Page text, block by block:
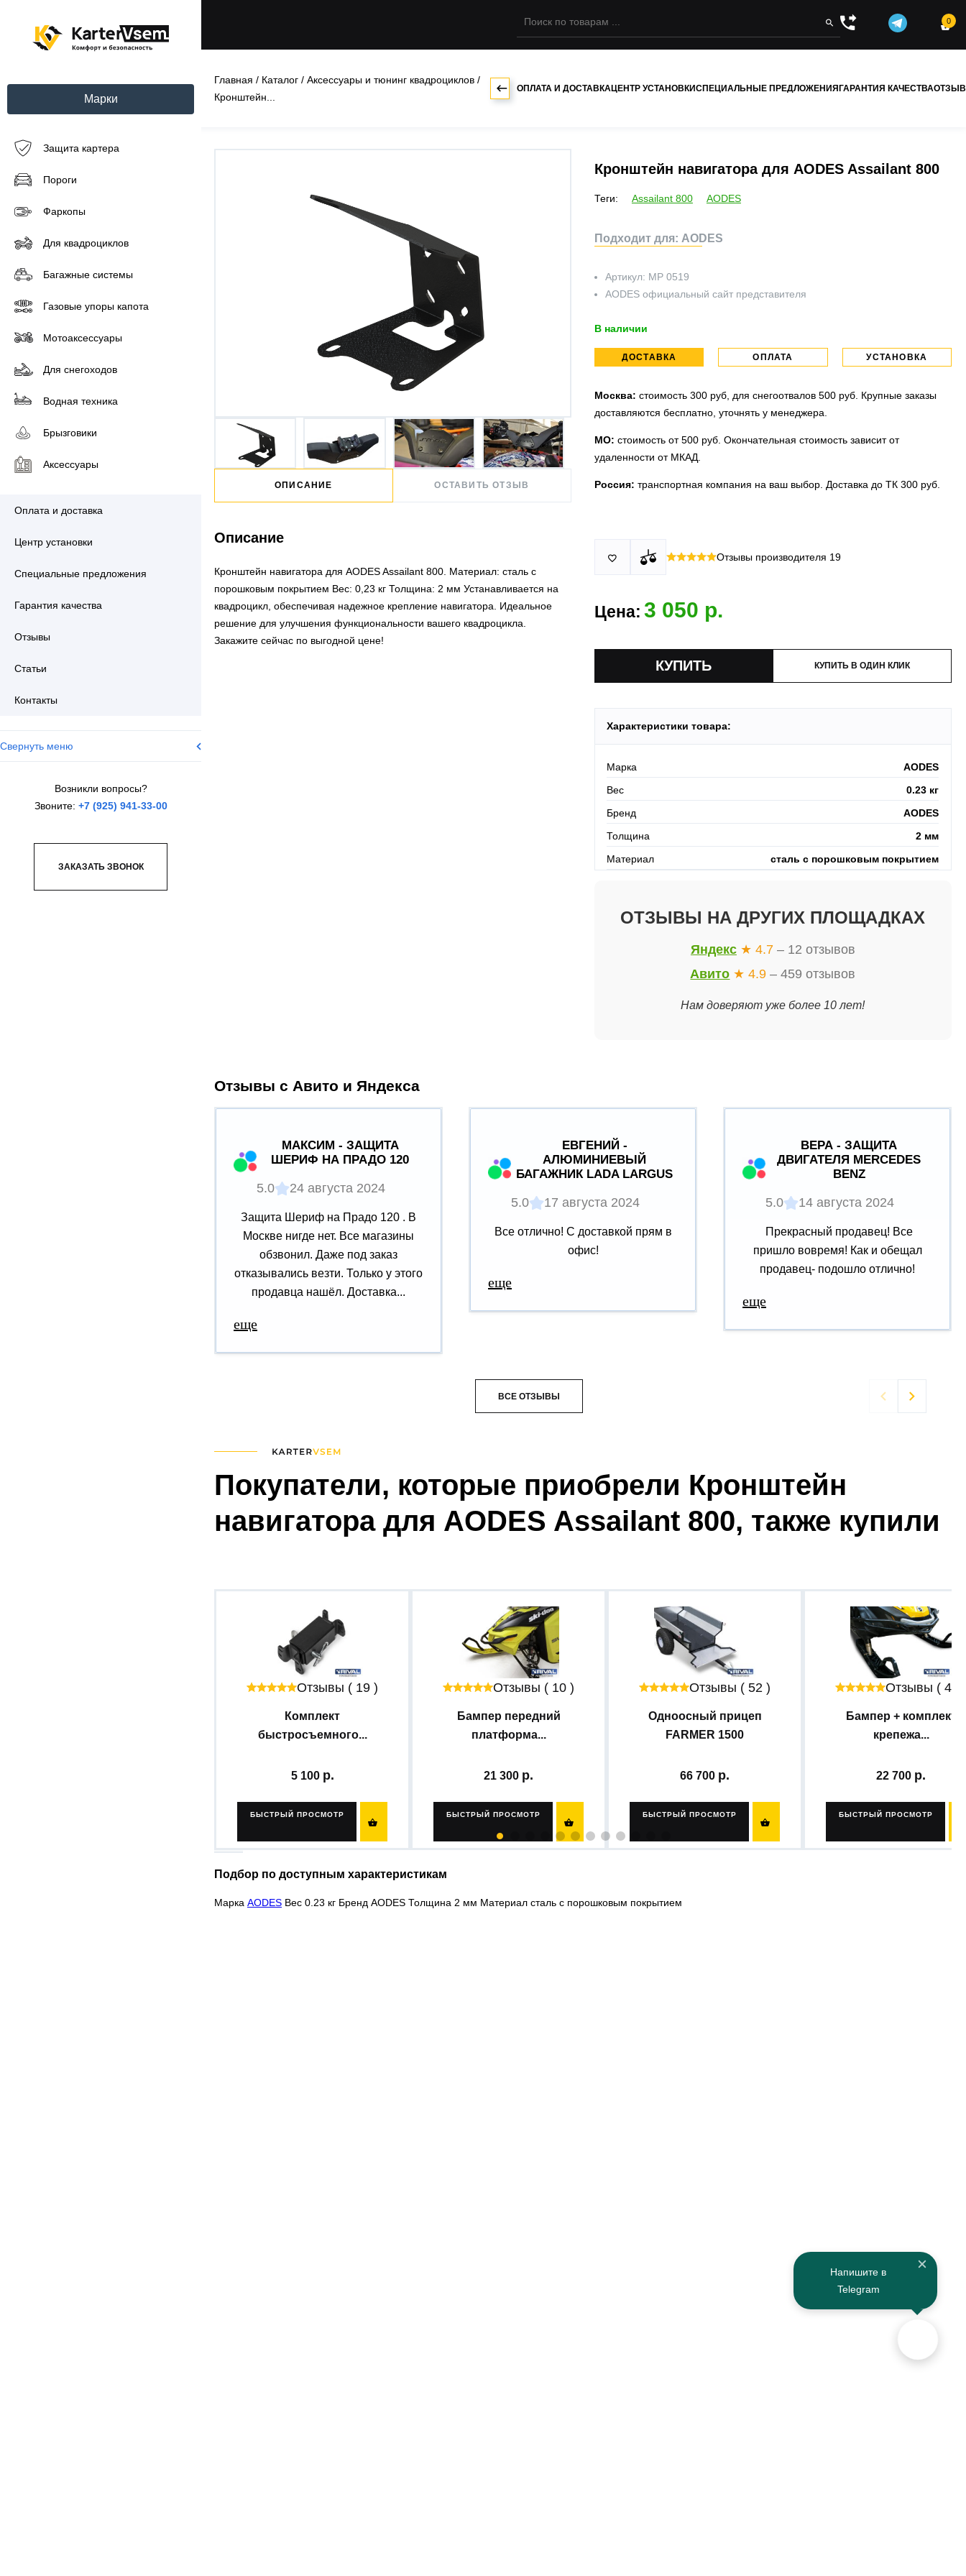
Марки
Защита картера
Пороги
Фаркопы
Для квадроциклов
Багажные системы
Газовые упоры капота
Мотоаксессуары
Для снегоходов
Водная техника
Брызговики
Аксессуары
Оплата и доставка
Центр установки
Специальные предложения
Гарантия качества
Отзывы
Статьи
Контакты
Свернуть меню
Возникли вопросы?
Звоните: +7 (925) 941-33-00
ЗАКАЗАТЬ ЗВОНОК
 
0
Главная / Каталог / Аксессуары и тюнинг квадроциклов /
Кронштейн...
ОПЛАТА И ДОСТАВКАЦЕНТР УСТАНОВКИСПЕЦИАЛЬНЫЕ ПРЕДЛОЖЕНИЯГАРАНТИЯ КАЧЕСТВА
ОПИСАНИЕ
Описание
Кронштейн навигатора для AODES Assailant 800. Материал: сталь с
порошковым покрытием Вес: 0,23 кг Толщина: 2 мм Устанавливается на
квадроцикл, обеспечивая надежное крепление навигатора. Идеальное
решение для улучшения функциональности вашего квадроцикла.
Закажите сейчас по выгодной цене!
ОСТАВИТЬ ОТЗЫВ
Кронштейн навигатора для AODES Assailant 800
Теги: Assailant 800 AODES
Подходит для: AODES
Артикул: MP 0519
AODES официальный сайт представителя
В наличии
ДОСТАВКА ОПЛАТА УСТАНОВКА
Москва: стоимость 300 руб, для снегоотвалов 500 руб. Крупные заказы
доставляются бесплатно, уточнять у менеджера.
МО: стоимость от 500 руб. Окончательная стоимость зависит от
удаленности от МКАД.
Россия: транспортная компания на ваш выбор. Доставка до ТК 300 руб.
юридических лиц можно оплатить по счету.
проверить товар.
п.Немчиновка, ул.Московская д 7.
Действует акция:скидка 25%
 Отзывы производителя 19
Цена: 3 050
КУПИТЬ В ОДИН КЛИК
Характеристики товара:
Марка
AODES
Вес
0.23 кг
Бренд
AODES
Толщина
2 мм
Материал
сталь с порошковым покрытием
ОТЗЫВЫ НА ДРУГИХ ПЛОЩАДКАХ
Яндекс ★ 4.7 – 12 отзывов
Авито ★ 4.9 – 459 отзывов
Нам доверяют уже более 10 лет!
Отзывы с Авито и Яндекса
МАКСИМ - ЗАЩИТА
ШЕРИФ НА ПРАДО 120
5.0 24 августа 2024
Защита Шериф на Прадо 120 . В
Москве нигде нет. Все магазины
обзвонил. Даже под заказ
отказывались везти. Только у этого
продавца нашёл. Доставка...
еще
ЕВГЕНИЙ -
АЛЮМИНИЕВЫЙ
БАГАЖНИК LADA LARGUS
5.0 17 августа 2024
Все отлично! С доставкой прям в
офис!
еще
ВЕРА - ЗАЩИТА
ДВИГАТЕЛЯ MERCEDES
BENZ
5.0 14 августа 2024
Прекрасный продавец! Все
пришло вовремя! Как и обещал
продавец- подошло отлично!
еще
ВСЕ ОТЗЫВЫ  
Покупатели, которые приобрели Кронштейн
навигатора для AODES Assailant 800, также купили
Отзывы ( 19 )
Комплект
быстросъемного...
5 100
БЫСТРЫЙ ПРОСМОТР

Отзывы ( 10 )
Бампер передний
платформа...
21 300
БЫСТРЫЙ ПРОСМОТР

Отзывы ( 52 )
Одноосный прицеп
FARMER 1500
66 700
БЫСТРЫЙ ПРОСМОТР

Отзывы ( 42 )
Бампер + комплект
крепежа...
22 700
БЫСТРЫЙ ПРОСМОТР
Подбор по доступным характеристикам
Марка AODES Вес 0.23 кг Бренд AODES Толщина 2 мм Материал сталь с порошковым покрытием
Напишите в
Telegram